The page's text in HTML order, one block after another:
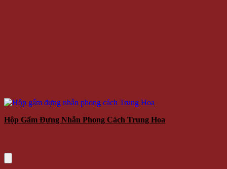
Hộp Gấm Đựng Nhẫn Phong Cách Trung Hoa